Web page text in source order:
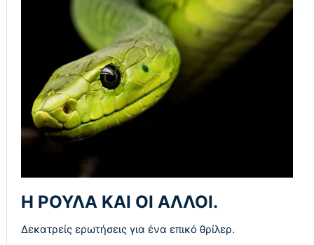
Η ΡΟΥΛΑ ΚΑΙ ΟΙ ΑΛΛΟΙ.
Δεκατρείς ερωτήσεις για ένα επικό θρίλερ.